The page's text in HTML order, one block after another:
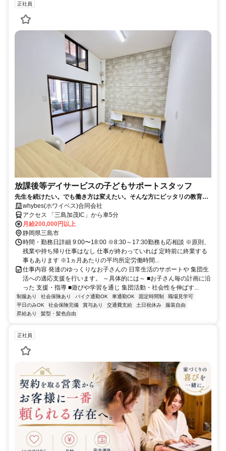
正社員
放課後等デイサービスの子どもサポートスタッフ
先生を続けたい。でも働き方は変えたい。そんな方にピッタリの教育支
援◎残業ほぼなし／持ち帰り仕事なし
whybes(ホワイベス)合同会社
アクセス 「三島加茂IC」から車5分
月給200,000円以上
静岡県三島市
時間・勤務日詳細 9:00〜18:00 ※8:30～17:30勤務も応相談 ※原則、
残業や持ち帰り仕事はなし 仕事が終わっていれば 定時前に終業する
事もあります ※1ヵ月あたりの平均所定労働時間...
仕事内容 発達のゆっくりなお子さんの 日常生活のサポートや 集団生
活への適応支援を行います。 ～具体的には～ ■お子さん毎の計画に沿
った 支援・指導 ■遊びや学習を通じ 集団活動・社会性を伸ばす...
制服あり 社会保険あり バイク通勤OK 車通勤OK 固定時間制
職場見学可
平日のみOK
社会保険完備 賞与あり 交通費支給 土日祝休み
服装自由
昇給あり
髪型・髪色自由
正社員